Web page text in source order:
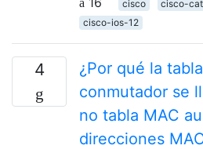
cisco cisco-
cisco-ios-12
4
¿Por qué la
conmutador se
no tabla MAC
direcciones